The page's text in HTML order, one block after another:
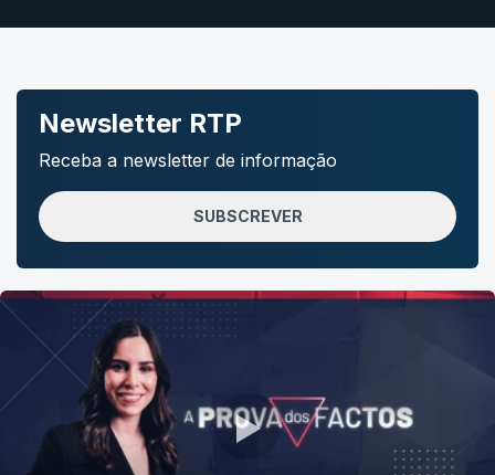
Newsletter RTP
Receba a newsletter de informação
SUBSCREVER